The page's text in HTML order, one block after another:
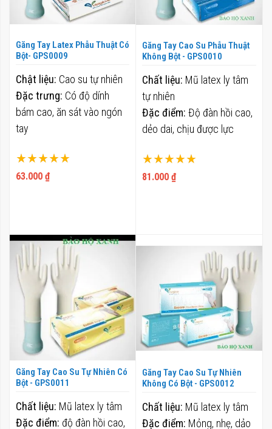
Găng Tay Latex Phẫu Thuật Có
Bột- GPS0009
Xếp hạng:
100%
63.000 ₫
Chật liệu: Cao su tự nhiên
Đặc trưng: Có độ dính
bám cao, ăn sát vào ngón
tay
Găng Tay Cao Su Phẫu Thuật
Không Bột - GPS0010
Xếp hạng:
100%
81.000 ₫
Chất liệu: Mũ latex ly tâm
tự nhiên
Đặc điểm: Độ đàn hồi cao,
dẻo dai, chịu được lực
Găng Tay Cao Su Tự Nhiên Có
Bột - GPS0011
Chất liệu: Mũ latex ly tâm
Đặc điểm: độ đàn hồi cao,
Găng Tay Cao Su Tự Nhiên
Không Có Bột - GPS0012
Chất liệu: Mũ latex ly tâm
Đặc điểm: Mỏng, nhẹ, dảo